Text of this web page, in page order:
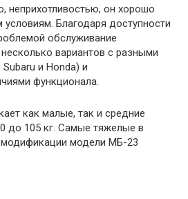
неприхотливостью, он хорошо
Благодаря доступности
обслуживание
вариантов с разными
и Honda) и
функционала.
как малые, так и средние
до 105 кг. Самые тяжелые в
модели МБ-23